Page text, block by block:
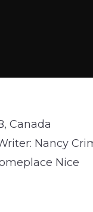
Canada
Nancy
Nice